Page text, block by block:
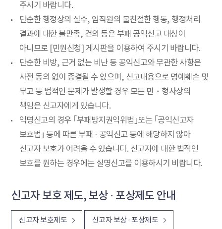
주시기 바랍니다.
단순한 행정상의 실수, 임직원의 불친절한 행동, 행정처리
결과에 대한 불만족, 건의 등은 부패 공익신고 대상이
아니므로 [민원신청] 게시판을 이용하여 주시기 바랍니다.
단순한 비방, 근거 없는 비난 등 공익신고와 무관한 사항은
사전 동의 없이 종결될 수 있으며, 신고내용으로 명예훼손 및
무고 등 법적인 문제가 발생할 경우 모든 민・형사상의
책임은 신고자에게 있습니다.
익명신고의 경우 ｢부패방지권익위법｣또는 ｢공익신고자
보호법｣ 등에 따른 부패 · 공익신고 등에 해당하지 않아
신고자 보호가 어려울 수 있습니다. 신고자에 대한 법적인
보호를 원하는 경우에는 실명신고를 이용하시기 비랍니다.
신고자 보호 제도, 보상 · 포상제도 안내
신고자 보호제도 신고자 보상 · 포상제도